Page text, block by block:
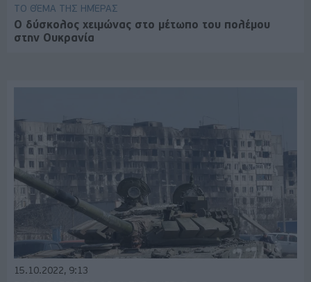
ΤΟ ΘΈΜΑ ΤΗΣ ΗΜΈΡΑΣ
Ο δύσκολος χειμώνας στο μέτωπο του πολέμου
στην Ουκρανία
15.10.2022, 9:13